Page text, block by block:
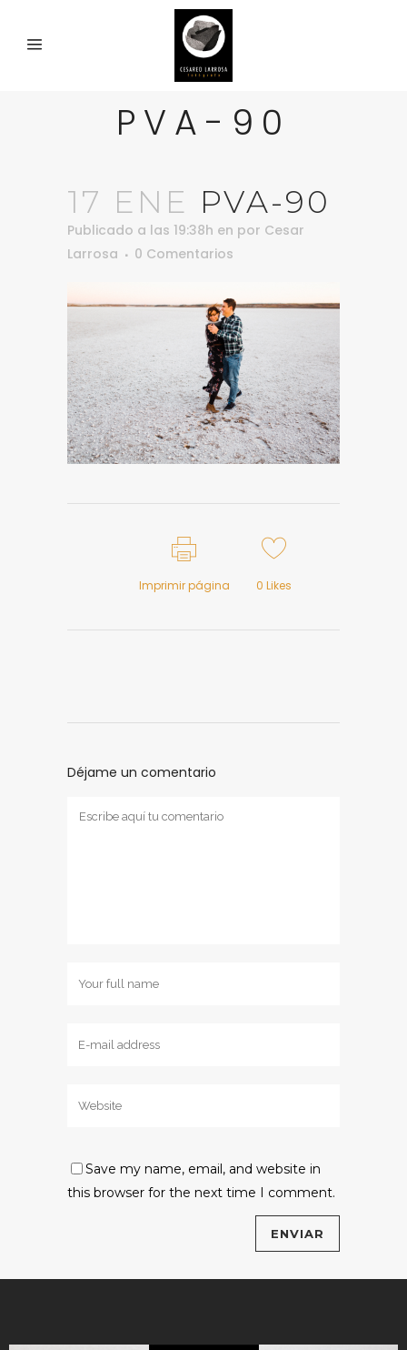
PVA-90
17 ENE PVA-90
Publicado a las 19:38h en por Cesar
Larrosa
0 Comentarios
Imprimir página 0 Likes
Déjame un comentario
Save my name, email, and website in
this browser for the next time I comment.